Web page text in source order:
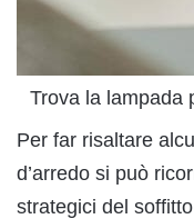
Trova la lampada
Per far risaltare
d’arredo si può
strategici del